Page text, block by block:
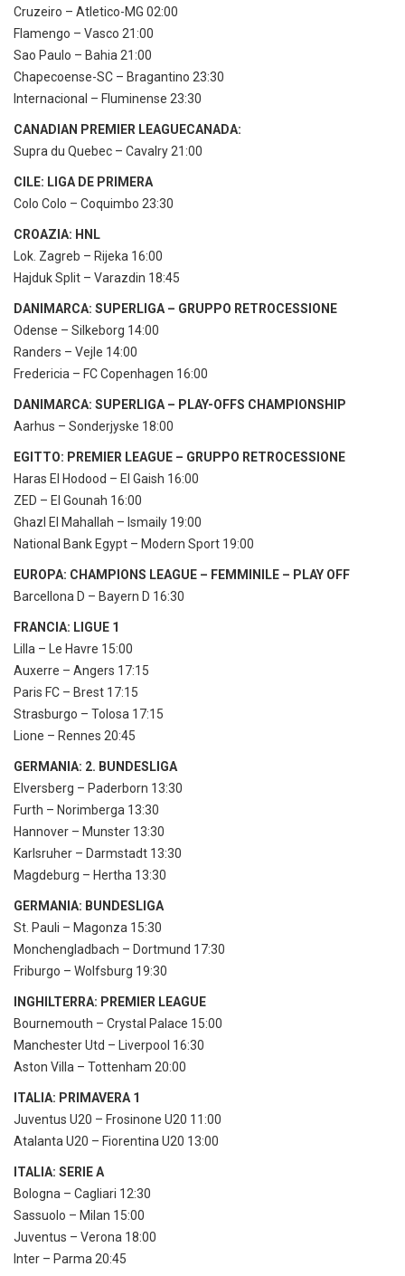
Cruzeiro – Atletico-MG 02:00
Flamengo – Vasco 21:00
Sao Paulo – Bahia 21:00
Chapecoense-SC – Bragantino 23:30
Internacional – Fluminense 23:30
CANADIAN PREMIER LEAGUECANADA:
Supra du Quebec – Cavalry 21:00
CILE: LIGA DE PRIMERA
Colo Colo – Coquimbo 23:30
CROAZIA: HNL
Lok. Zagreb – Rijeka 16:00
Hajduk Split – Varazdin 18:45
DANIMARCA: SUPERLIGA – GRUPPO RETROCESSIONE
Odense – Silkeborg 14:00
Randers – Vejle 14:00
Fredericia – FC Copenhagen 16:00
DANIMARCA: SUPERLIGA – PLAY-OFFS CHAMPIONSHIP
Aarhus – Sonderjyske 18:00
EGITTO: PREMIER LEAGUE – GRUPPO RETROCESSIONE
Haras El Hodood – El Gaish 16:00
ZED – El Gounah 16:00
Ghazl El Mahallah – Ismaily 19:00
National Bank Egypt – Modern Sport 19:00
EUROPA: CHAMPIONS LEAGUE – FEMMINILE – PLAY OFF
Barcellona D – Bayern D 16:30
FRANCIA: LIGUE 1
Lilla – Le Havre 15:00
Auxerre – Angers 17:15
Paris FC – Brest 17:15
Strasburgo – Tolosa 17:15
Lione – Rennes 20:45
GERMANIA: 2. BUNDESLIGA
Elversberg – Paderborn 13:30
Furth – Norimberga 13:30
Hannover – Munster 13:30
Karlsruher – Darmstadt 13:30
Magdeburg – Hertha 13:30
GERMANIA: BUNDESLIGA
St. Pauli – Magonza 15:30
Monchengladbach – Dortmund 17:30
Friburgo – Wolfsburg 19:30
INGHILTERRA: PREMIER LEAGUE
Bournemouth – Crystal Palace 15:00
Manchester Utd – Liverpool 16:30
Aston Villa – Tottenham 20:00
ITALIA: PRIMAVERA 1
Juventus U20 – Frosinone U20 11:00
Atalanta U20 – Fiorentina U20 13:00
ITALIA: SERIE A
Bologna – Cagliari 12:30
Sassuolo – Milan 15:00
Juventus – Verona 18:00
Inter – Parma 20:45